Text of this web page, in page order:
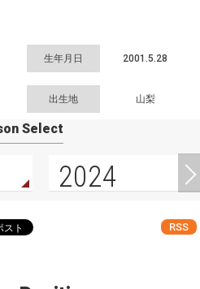
生年月日 2001.5.28
出生地 山梨
Select
2024
RSS